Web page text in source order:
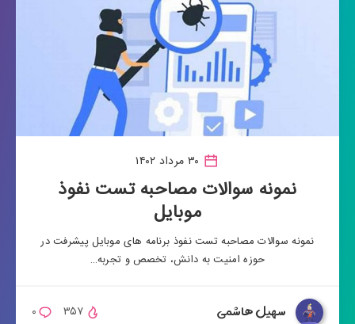
نمونه سوالات مصاحبه تست نفوذ
موبایل
نمونه سوالات مصاحبه تست نفوذ برنامه های موبایل پیشرفت در
حوزه امنیت به دانش، تخصص و تجربه…
سهیل هاشمی ۰ ۳۵۷